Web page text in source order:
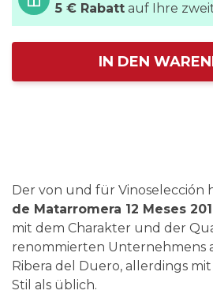
5 € Rabatt auf Ihre
IN DEN
Der von und für Vinoselección
de Matarromera 12 Meses
mit dem Charakter und der
renommierten Unternehmens
Ribera del Duero, allerdings
Stil als üblich.